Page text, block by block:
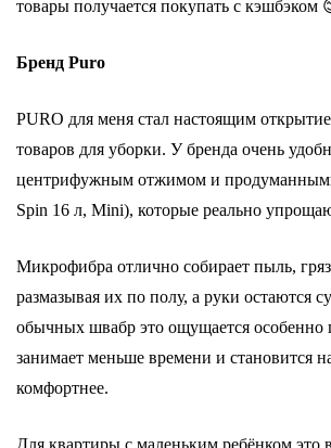
товары получается покупать с кэшбэком
Бренд Puro
PURO для меня стал настоящим
товаров для уборки. У бренда очень
центрифужным отжимом и
Spin 16 л, Mini), которые реально
Микрофибра отлично собирает пыль,
размазывая их по полу, а руки остаются
обычных швабр это ощущается особенно
занимает меньше времени и становится
комфортнее.
Для квартиры с маленьким ребёнком это